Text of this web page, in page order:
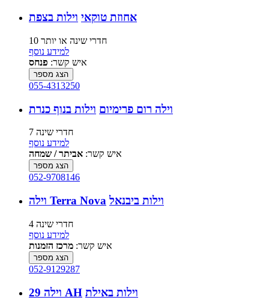
אחוזת טוקאי וילות בצפת
10 חדרי שינה או יותר
למידע נוסף
איש קשר: פנחס
הצג מספר
055-4313250
וילה רום פרימיום וילות בנוף כנרת
7 חדרי שינה
למידע נוסף
איש קשר: אביתר / שמחה
הצג מספר
052-9708146
וילה Terra Nova וילות ביבנאל
4 חדרי שינה
למידע נוסף
איש קשר: מרכז הזמנות
הצג מספר
052-9129287
וילה 29 AH וילות באילת